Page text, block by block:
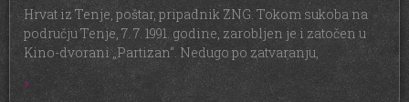
Hrvat iz Tenje, poštar, pripadnik ZNG. Tokom sukoba na
području Tenje, 7. 7. 1991. godine, zarobljen je i zatočen u
Kino-dvorani „Partizan“. Nedugo po zatvaranju,
»